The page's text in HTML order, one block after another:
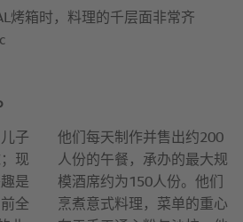
烤箱时，料理的千层面非常齐